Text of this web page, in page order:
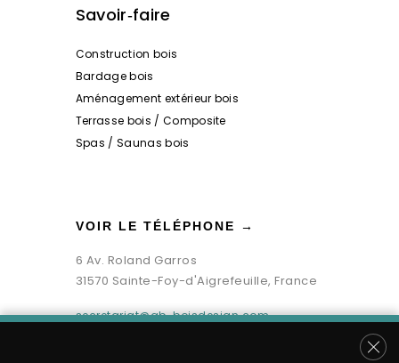
Savoir‑faire
Construction bois
Bardage bois
Aménagement extérieur bois
Terrasse bois / Composite
Spas / Saunas bois
VOIR LE TÉLÉPHONE →
6 Av. Roland Garros
31570 Sainte-Foy-d'Aigrefeuille, France
secretariat@gb-boisdesign.com